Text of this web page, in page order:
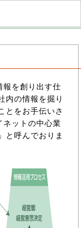
報を創り出す仕
内の情報を掘り
とをお手伝いさ
ネットの中心業
と呼んでおりま